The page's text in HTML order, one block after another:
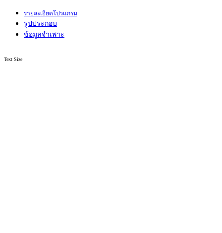
รายละเอียดโปรแกรม
รูปประกอบ
ข้อมูลจำเพาะ
Text Size